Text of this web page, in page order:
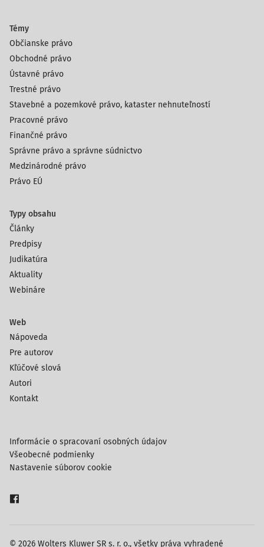
Témy
Občianske právo
Obchodné právo
Ústavné právo
Trestné právo
Stavebné a pozemkové právo, kataster nehnuteľností
Pracovné právo
Finančné právo
Správne právo a správne súdnictvo
Medzinárodné právo
Právo EÚ
Typy obsahu
Články
Predpisy
Judikatúra
Aktuality
Webináre
Web
Nápoveda
Pre autorov
Kľúčové slová
Autori
Kontakt
© 2026 Wolters Kluwer SR s. r. o., všetky práva vyhradené
Informácie o spracovaní osobných údajov
Všeobecné podmienky
Nastavenie súborov cookie